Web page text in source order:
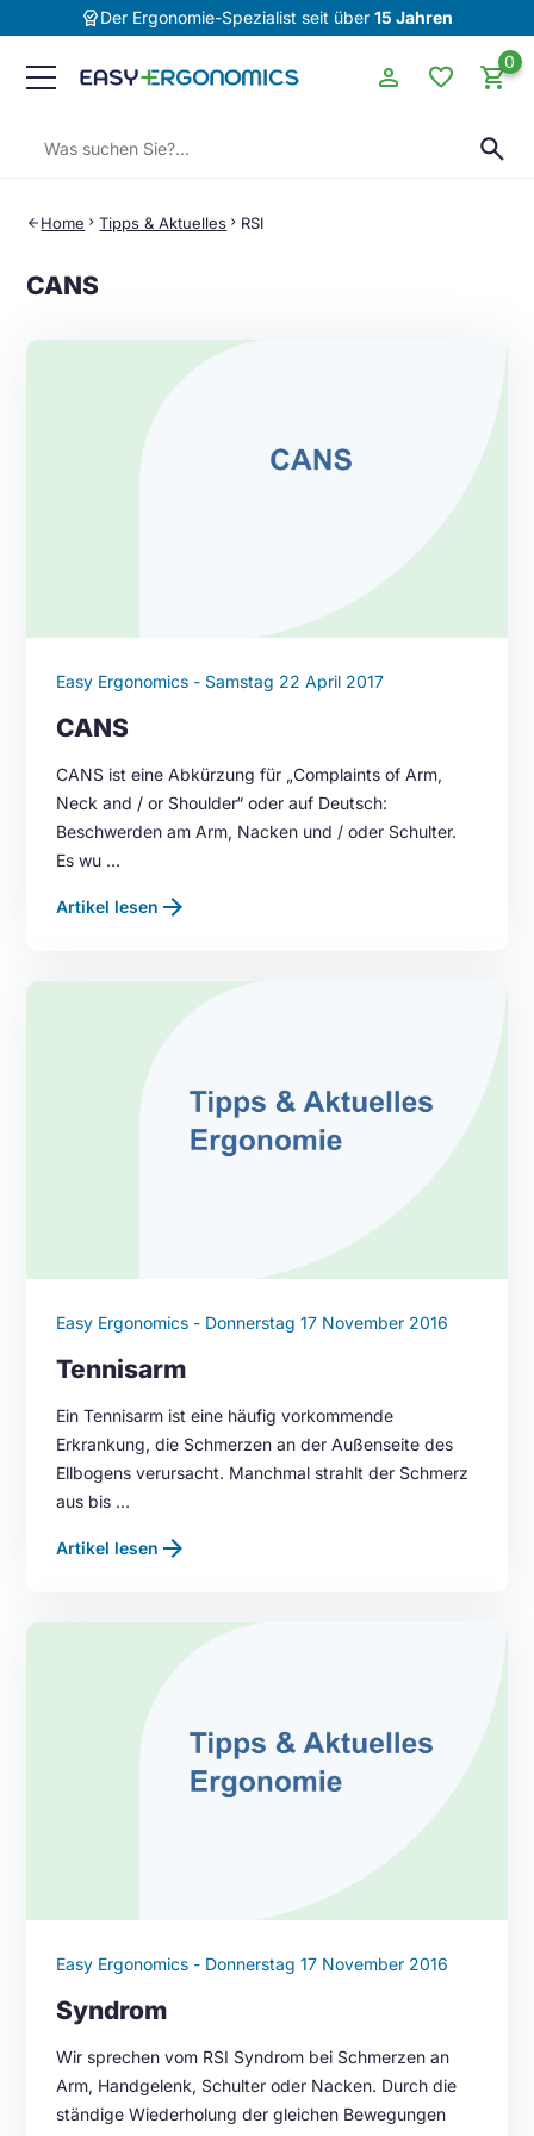
editor_choiceDer Ergonomie-Spezialist seit über 15 Jahren
search
person favorite 0
shopping_cart
arrow_back Home chevron_rightTipps & Aktuelles chevron_right RSI
CANS
Easy Ergonomics - Samstag 22 April 2017
CANS
CANS ist eine Abkürzung für „Complaints of Arm,
Neck and / or Shoulder“ oder auf Deutsch:
Beschwerden am Arm, Nacken und / oder Schulter.
Es wu …
Artikel lesen arrow_forward
Easy Ergonomics - Donnerstag 17 November 2016
Tennisarm
Ein Tennisarm ist eine häufig vorkommende
Erkrankung, die Schmerzen an der Außenseite des
Ellbogens verursacht. Manchmal strahlt der Schmerz
aus bis …
Artikel lesen arrow_forward
Easy Ergonomics - Donnerstag 17 November 2016
Syndrom
Wir sprechen vom RSI Syndrom bei Schmerzen an
Arm, Handgelenk, Schulter oder Nacken. Durch die
ständige Wiederholung der gleichen Bewegungen